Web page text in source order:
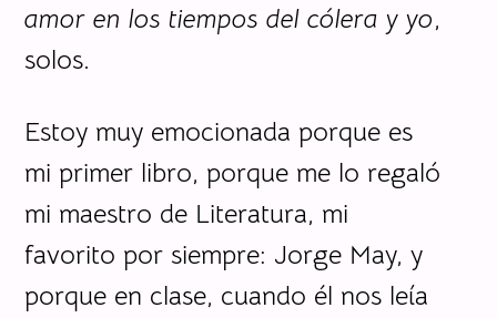
amor en los tiempos del cólera y yo,
solos.
Estoy muy emocionada porque es
mi primer libro, porque me lo regaló
mi maestro de Literatura, mi
favorito por siempre: Jorge May, y
porque en clase, cuando él nos leía